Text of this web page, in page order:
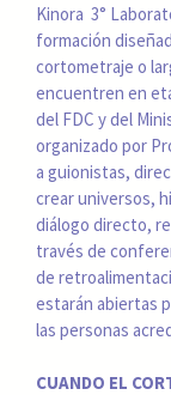
Kinora 3°
formación
cortometraje o
encuentren en
del FDC y del
organizado por
a guionistas,
crear universos,
diálogo directo,
través de
de
estarán abiertas
las personas
CUANDO EL